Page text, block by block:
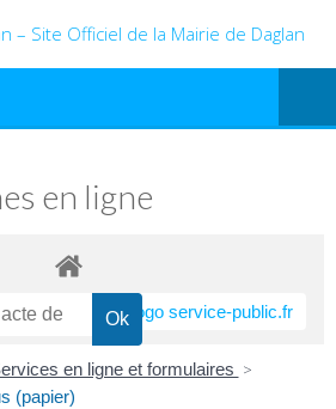
en ligne
en ligne et formulaires >
(papier)